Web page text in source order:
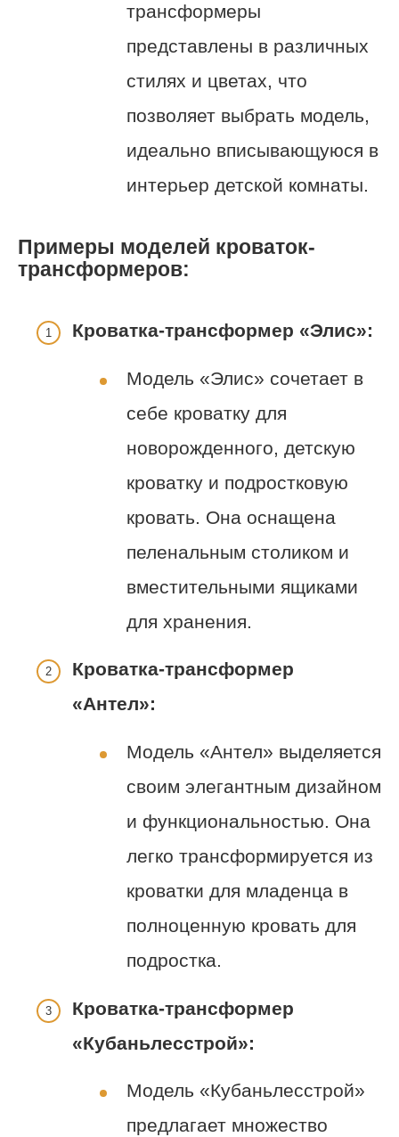
трансформеры
представлены в различных
стилях и цветах, что
позволяет выбрать модель,
идеально вписывающуюся в
интерьер детской комнаты.
Примеры моделей кроваток-
трансформеров:
Кроватка-трансформер «Элис»:
Модель «Элис» сочетает в
себе кроватку для
новорожденного, детскую
кроватку и подростковую
кровать. Она оснащена
пеленальным столиком и
вместительными ящиками
для хранения.
Кроватка-трансформер
«Антел»:
Модель «Антел» выделяется
своим элегантным дизайном
и функциональностью. Она
легко трансформируется из
кроватки для младенца в
полноценную кровать для
подростка.
Кроватка-трансформер
«Кубаньлесстрой»:
Модель «Кубаньлесстрой»
предлагает множество